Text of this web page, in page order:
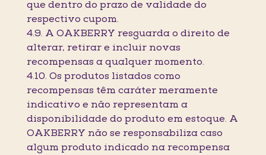
que dentro do prazo de validade do
respectivo cupom.
4.9. A OAKBERRY resguarda o direito de
alterar, retirar e incluir novas
recompensas a qualquer momento.
4.10. Os produtos listados como
recompensas têm caráter meramente
indicativo e não representam a
disponibilidade do produto em estoque. A
OAKBERRY não se responsabiliza caso
algum produto indicado na recompensa